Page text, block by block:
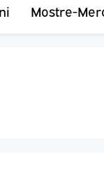
Mostre-